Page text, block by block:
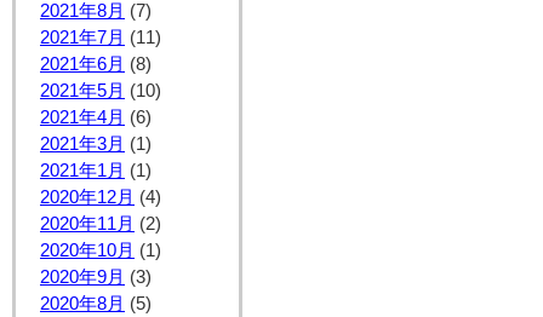
2021年8月 (7)
2021年7月 (11)
2021年6月 (8)
2021年5月 (10)
2021年4月 (6)
2021年3月 (1)
2021年1月 (1)
2020年12月 (4)
2020年11月 (2)
2020年10月 (1)
2020年9月 (3)
2020年8月 (5)